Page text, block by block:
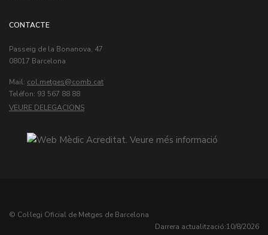
CONTACTE
Passeig de la Bonanova, 47
08017 Barcelona
Mail: col.metges
Teléfon: 93 567 88 88
VEURE DELEGACIONS
© Col·legi Oficial de Metges de Barcelona
Darrera actualització:10/8/2026